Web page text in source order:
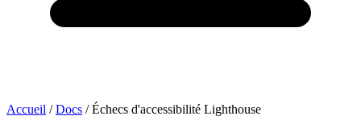
Accueil / Docs / Échecs d'accessibilité Lighthouse